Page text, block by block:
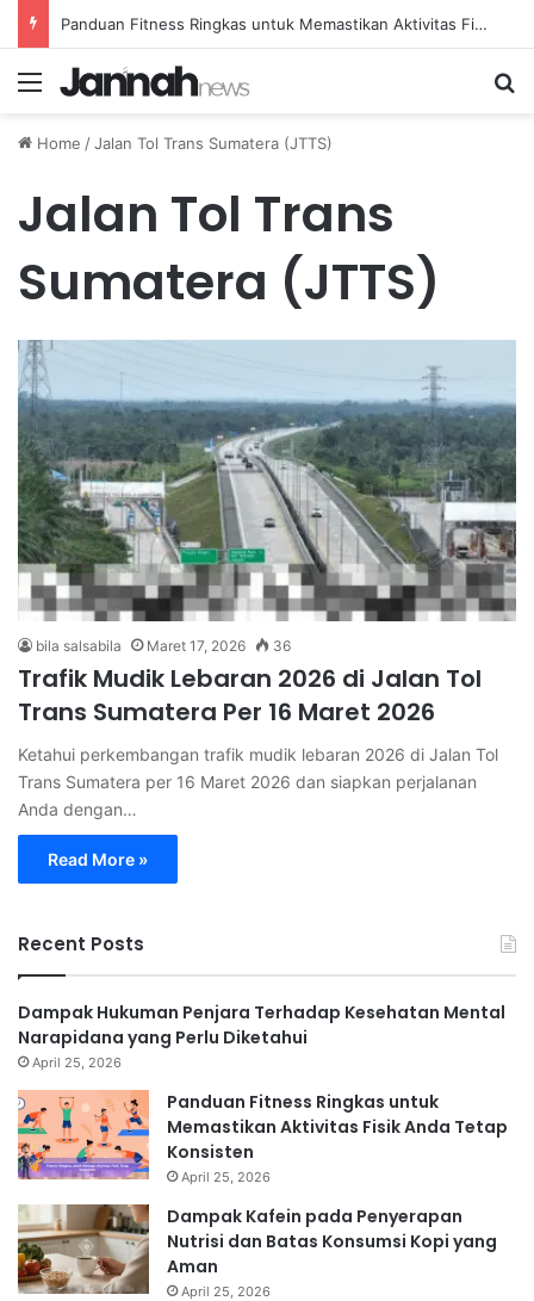
Panduan Fitness Ringkas untuk Memastikan Aktivitas Fisik Anda Tetap Konsisten
Menu
Home /Jalan Tol Trans Sumatera (JTTS)
Jalan Tol Trans
Sumatera (JTTS)
bila salsabila Maret 17, 2026 36
Trafik Mudik Lebaran 2026 di Jalan Tol
Trans Sumatera Per 16 Maret 2026
Ketahui perkembangan trafik mudik lebaran 2026 di Jalan Tol
Trans Sumatera per 16 Maret 2026 dan siapkan perjalanan
Anda dengan…
Read More »
Recent Posts
Dampak Hukuman Penjara Terhadap Kesehatan Mental
Narapidana yang Perlu Diketahui
April 25, 2026
Panduan Fitness Ringkas untuk
Memastikan Aktivitas Fisik Anda Tetap
Konsisten
April 25, 2026
Dampak Kafein pada Penyerapan
Nutrisi dan Batas Konsumsi Kopi yang
Aman
April 25, 2026